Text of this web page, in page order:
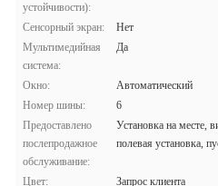
устойчивости):
Сенсорный экран:
Нет
Мультимедийная
система:
Да
Окно:
Автоматический
Номер шины:
6
Предоставлено
послепродажное
обслуживание:
Установка на месте,
полевая установка,
Цвет: Запрос клиента